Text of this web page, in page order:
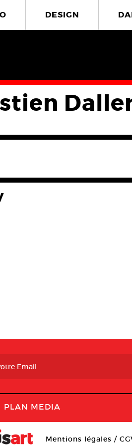
DESIGN
PLAN MEDIA
Mentions légales /